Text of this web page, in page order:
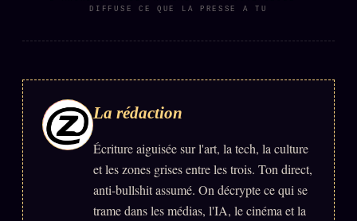
Se connecter
Z/S SYSTEMS LINEAGE 10 ANS
z/S SYSTEMS 2026
BRAINS MODELS 2017
DIFFUSE CE QUE LA PRESSE A TU
La rédaction
Écriture aiguisée sur l'art, la tech, la culture
et les zones grises entre les trois. Ton direct,
anti-bullshit assumé. On décrypte ce qui se
trame dans les médias, l'IA, le cinéma et la